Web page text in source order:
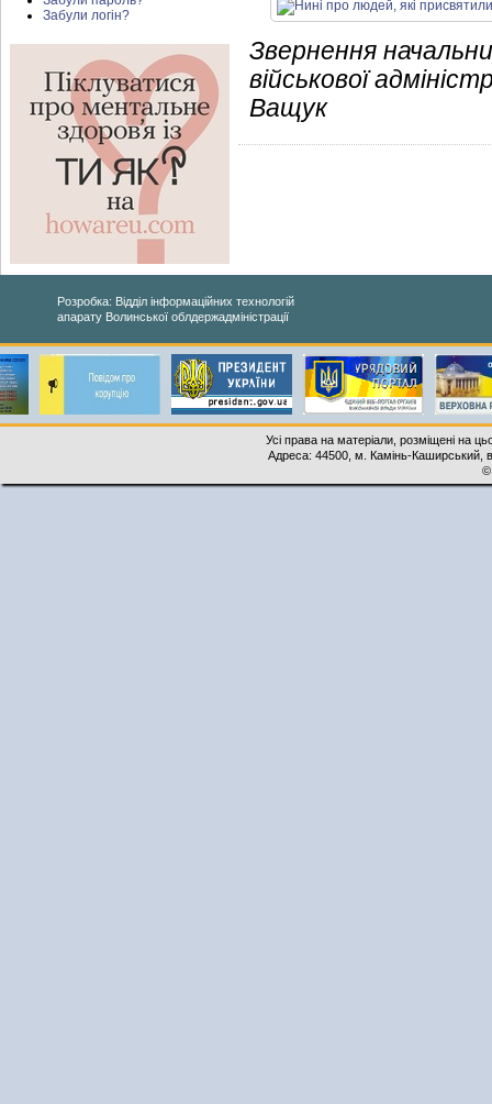
Забули логін?
Звернення
військової
Ващук
Розробка: Відділ інформаційних технологій
апарату Волинської облдержадміністрації
Усі права на матеріали, розміщені на
Адреса: 44500, м. Камінь-Каширський,
©